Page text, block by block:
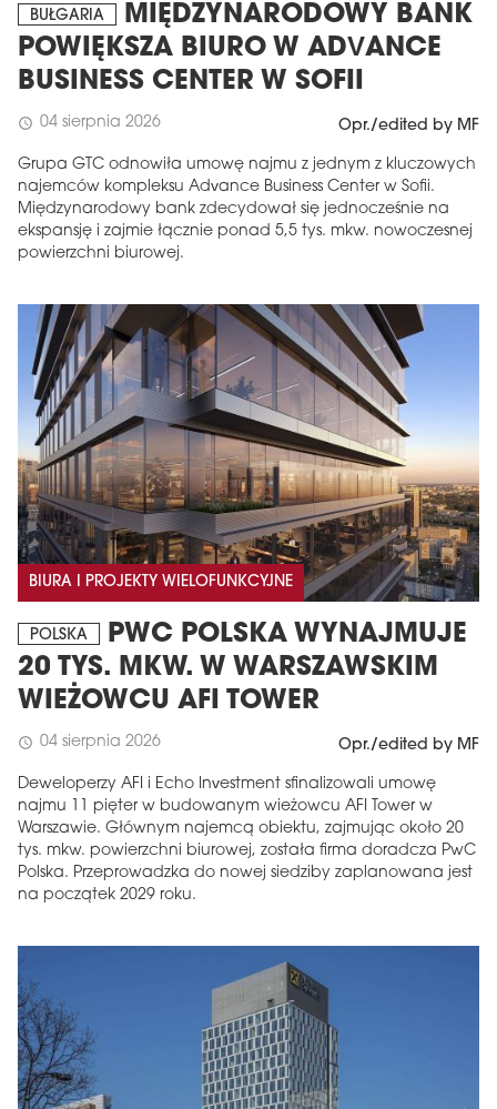
BUŁGARIA
MIĘDZYNARODOWY BANK
POWIĘKSZA BIURO W ADVANCE
BUSINESS CENTER W SOFII
schedule 04 sierpnia 2026 Opr./edited by MF
Grupa GTC odnowiła umowę najmu z jednym z kluczowych
najemców kompleksu Advance Business Center w Sofii.
Międzynarodowy bank zdecydował się jednocześnie na
ekspansję i zajmie łącznie ponad 5,5 tys. mkw. nowoczesnej
powierzchni biurowej.
BIURA I PROJEKTY WIELOFUNKCYJNE
POLSKA
PWC POLSKA WYNAJMUJE
20 TYS. MKW. W WARSZAWSKIM
WIEŻOWCU AFI TOWER
schedule 04 sierpnia 2026 Opr./edited by MF
Deweloperzy AFI i Echo Investment sfinalizowali umowę
najmu 11 pięter w budowanym wieżowcu AFI Tower w
Warszawie. Głównym najemcą obiektu, zajmując około 20
tys. mkw. powierzchni biurowej, została firma doradcza PwC
Polska. Przeprowadzka do nowej siedziby zaplanowana jest
na początek 2029 roku.